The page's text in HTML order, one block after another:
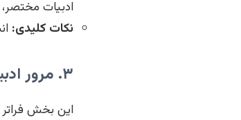
ادبیات
نکات کلیدی:
۳. مرور ادبیات پیشرفته و نظام‌مند
این بخش